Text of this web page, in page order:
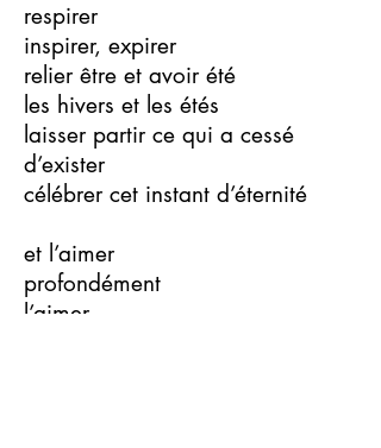
respirer
inspirer, expirer
relier être et avoir été
les hivers et les étés
laisser partir ce qui a cessé
d’exister
célébrer cet instant d’éternité
et l’aimer
profondément
l’aimer